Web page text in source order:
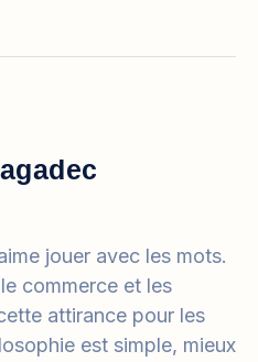
jouer avec les mots.
commerce et les
attirance pour les
est simple, mieux